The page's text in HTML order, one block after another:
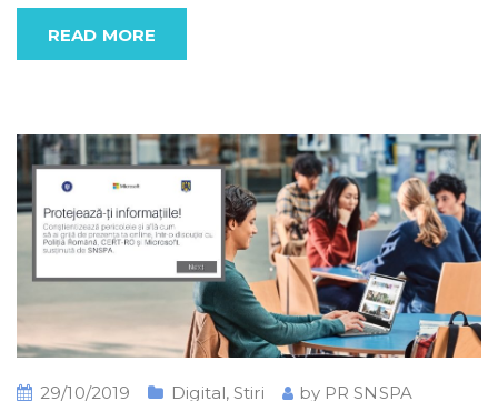
READ MORE
29/10/2019 Digital,Stiri by PR SNSPA